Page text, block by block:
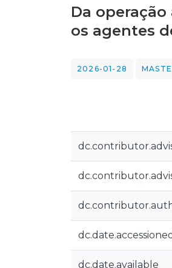
Da
os agentes
2026-01-28
dc.date.accessioned
dc.date.available